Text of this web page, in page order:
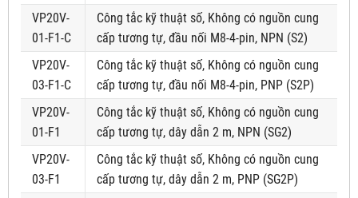
VP20V-
01-F1-C
Công tắc kỹ thuật số, Không có nguồn cung
cấp tương tự, đầu nối M8-4-pin, NPN (S2)
VP20V-
03-F1-C
Công tắc kỹ thuật số, Không có nguồn cung
cấp tương tự, đầu nối M8-4-pin, PNP (S2P)
VP20V-
01-F1
Công tắc kỹ thuật số, Không có nguồn cung
cấp tương tự, dây dẫn 2 m, NPN (SG2)
VP20V-
03-F1
Công tắc kỹ thuật số, Không có nguồn cung
cấp tương tự, dây dẫn 2 m, PNP (SG2P)